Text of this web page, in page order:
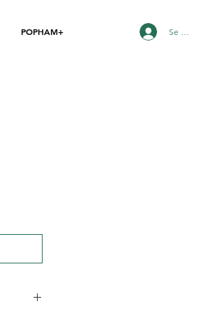
POPHAM+ Se